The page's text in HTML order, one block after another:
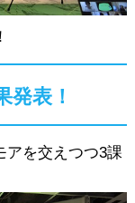
発表！
アを交えつつ3課